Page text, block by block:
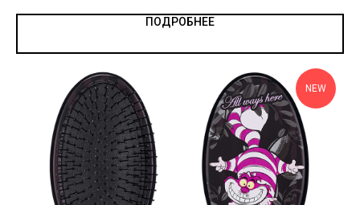
ПОДРОБНЕЕ
NEW